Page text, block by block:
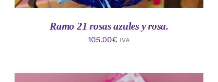
Ramo 21 rosas azules y rosa.
105.00€ IVA